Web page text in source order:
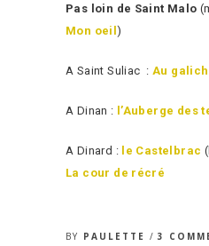
Pas loin de Saint Malo
Mon oeil)
A Saint Suliac : Au
A Dinan : l’Auberge des
A Dinard :le Castelbrac
La cour de récré
BY PAULETTE 3